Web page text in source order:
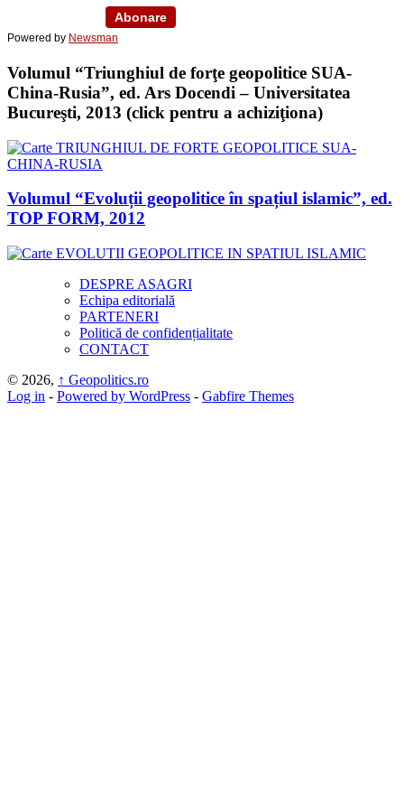
Powered by Newsman
Volumul “Triunghiul de forţe geopolitice SUA-
China-Rusia”, ed. Ars Docendi – Universitatea
Bucureşti, 2013 (click pentru a achiziţiona)
Volumul “Evoluții geopolitice în spațiul islamic”, ed.
TOP FORM, 2012
DESPRE ASAGRI
Echipa editorială
PARTENERI
Politică de confidențialitate
CONTACT
© 2026, ↑ Geopolitics.ro
Log in - Powered by WordPress - Gabfire Themes